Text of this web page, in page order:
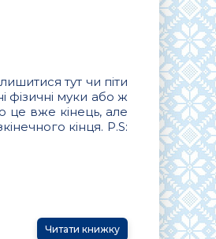
тут чи піти
фізичні муки або ж
це вже кінець, але
кінця. P.S:
Читати книжку